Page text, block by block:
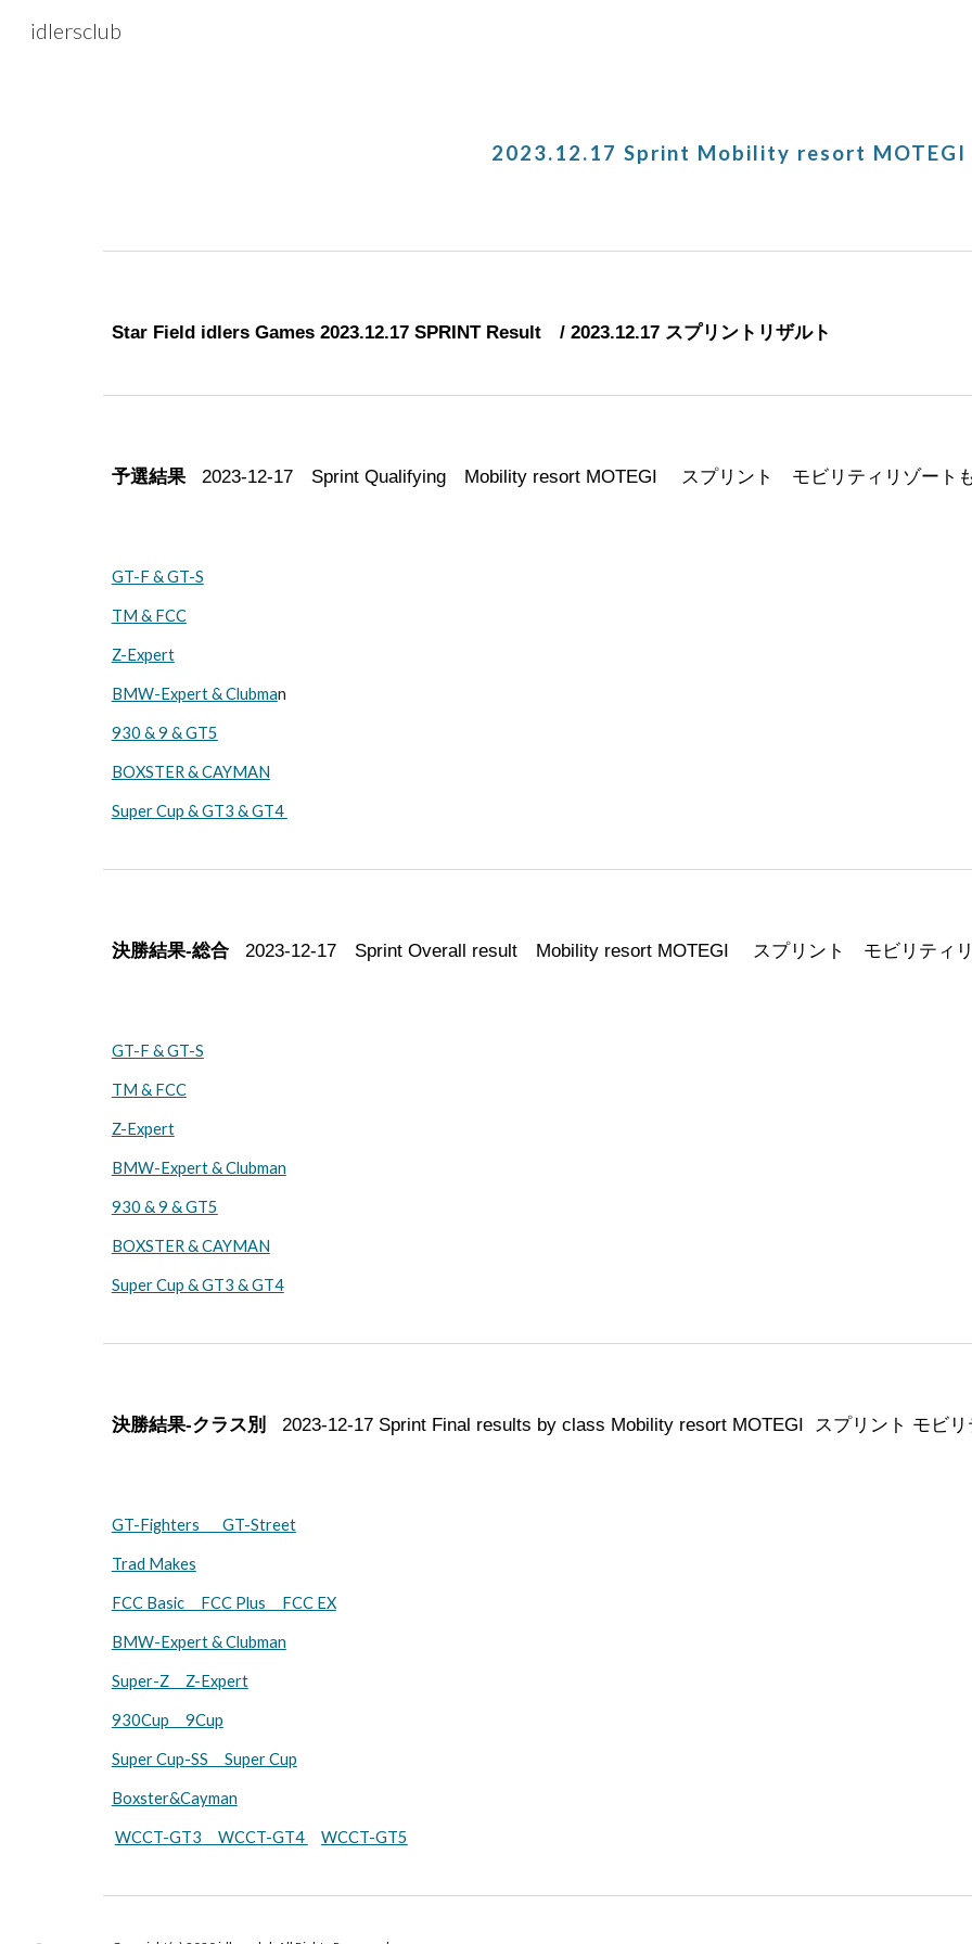
idlersclub
2023.12.17 Sprint Mobility resort MOTEGI
Star Field idlers Games 2023.12.17SPRINT Result / 2023.12.17スプリントリザルト
予選結果 2023-12-17Sprint Qualifying Mobility resort MOTEGI スプリント モビリティリゾート
GT-F & GT-S
TM & FCC
Z-Expert
BMW-Expert & Clubman
930 & 9 & GT5
BOXSTER & CAYMAN
Super Cup & GT3 & GT4
決勝結果-総合 2023-12-17Sprint Overall result Mobility resort MOTEGI スプリント モビリティリ
GT-F & GT-S
TM & FCC
Z-Expert
BMW-Expert & Clubman
930 & 9 & GT5
BOXSTER & CAYMAN
Super Cup & GT3 & GT4
決勝結果-クラス別 2023-12-17 Sprint Final results by class Mobility resort MOTEGI スプリント モビ
GT-Fighters GT-Street
Trad Makes
FCC Basic FCC Plus FCC EX
BMW-Expert & Clubman
Super-Z Z-Expert
930Cup 9Cup
Super Cup-SS Super Cup
Boxster&Cayman
WCCT-GT3 WCCT-GT4 WCCT-GT5